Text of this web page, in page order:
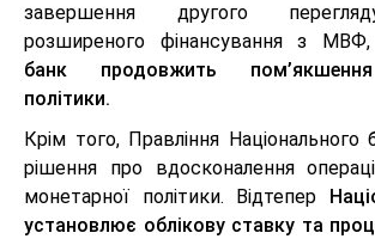
завершення другого
розширеного фінансування з МВФ,
банк продовжить
політики.
Крім того, Правління Національного
рішення про вдосконалення
монетарної політики. Відтепер
установлює облікову ставку та